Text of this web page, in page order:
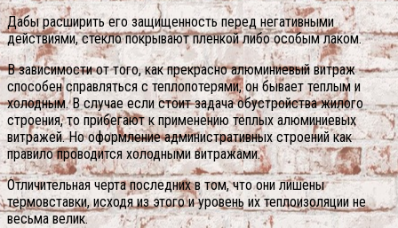
Дабы расширить его защищенность перед негативными
действиями, стекло покрывают пленкой либо особым лаком.
В зависимости от того, как прекрасно алюминиевый витраж
способен справляться с теплопотерями, он бывает теплым и
холодным. В случае если стоит задача обустройства жилого
строения, то прибегают к применению теплых алюминиевых
витражей.Но оформление административных строений как
правило проводится холодными витражами.
Отличительная черта последних в том, что они лишены
термовставки, исходя из этого и уровень их теплоизоляции не
весьма велик.